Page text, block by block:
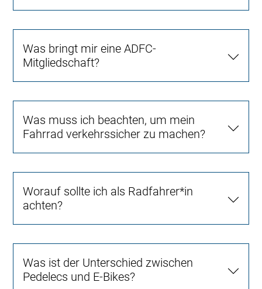
Was bringt mir eine ADFC-
Mitgliedschaft?
Was muss ich beachten, um mein
Fahrrad verkehrssicher zu machen?
Worauf sollte ich als Radfahrer*in
achten?
Was ist der Unterschied zwischen
Pedelecs und E-Bikes?